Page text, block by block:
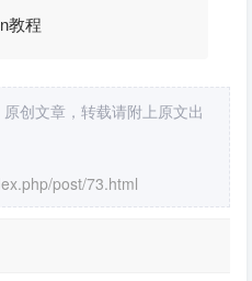
教程
创文章，转载请附上原文出
post/73.html